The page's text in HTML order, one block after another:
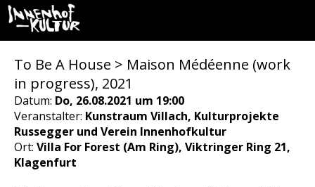
To Be A House > Maison Médéenne (work
in progress), 2021
Datum: Do, 26.08.2021 um 19:00
Veranstalter: Kunstraum Villach, Kulturprojekte
Russegger und Verein Innenhofkultur
Ort: Villa For Forest (Am Ring), Viktringer Ring 21,
Klagenfurt